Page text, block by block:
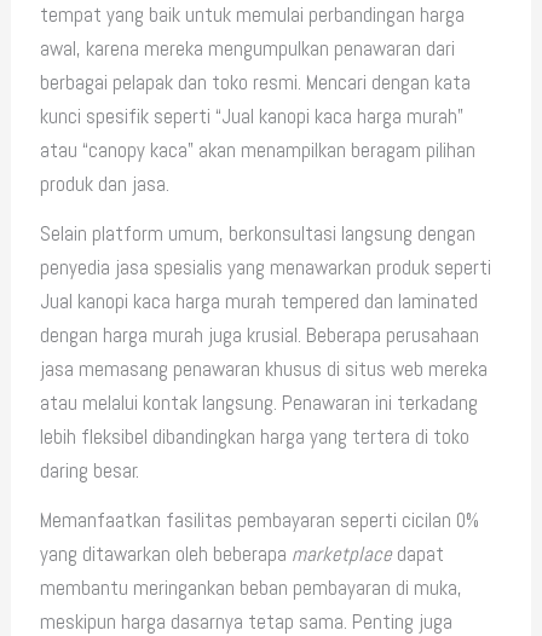
tempat yang baik untuk memulai perbandingan harga
awal, karena mereka mengumpulkan penawaran dari
berbagai pelapak dan toko resmi. Mencari dengan kata
kunci spesifik seperti “Jual kanopi kaca harga murah”
atau “canopy kaca” akan menampilkan beragam pilihan
produk dan jasa.
Selain platform umum, berkonsultasi langsung dengan
penyedia jasa spesialis yang menawarkan produk seperti
Jual kanopi kaca harga murah tempered dan laminated
dengan harga murah juga krusial. Beberapa perusahaan
jasa memasang penawaran khusus di situs web mereka
atau melalui kontak langsung. Penawaran ini terkadang
lebih fleksibel dibandingkan harga yang tertera di toko
daring besar.
Memanfaatkan fasilitas pembayaran seperti cicilan 0%
yang ditawarkan oleh beberapa marketplacedapat
membantu meringankan beban pembayaran di muka,
meskipun harga dasarnya tetap sama. Penting juga